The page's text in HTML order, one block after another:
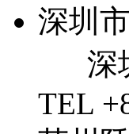
深圳
深
TEL